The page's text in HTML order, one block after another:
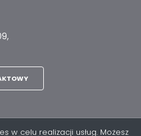
w celu realizacji usług. Możesz